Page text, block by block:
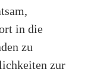
in die
zu
zur